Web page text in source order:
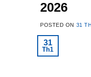
2026
POSTED ON 31
31
Th1